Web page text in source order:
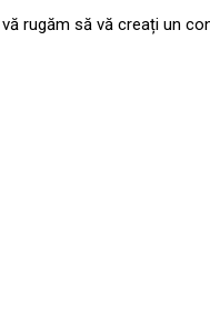
rugăm să vă creați un